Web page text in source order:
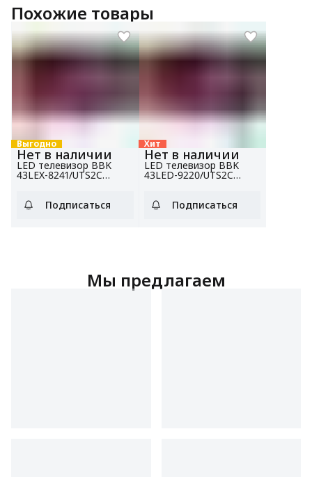
Похожие товары
Выгодно
Нет в наличии
LED телевизор BBK
43LEX-8241/UTS2C
Подписаться
Хит
Нет в наличии
LED телевизор BBK
43LED-9220/UTS2C
Подписаться
Мы предлагаем